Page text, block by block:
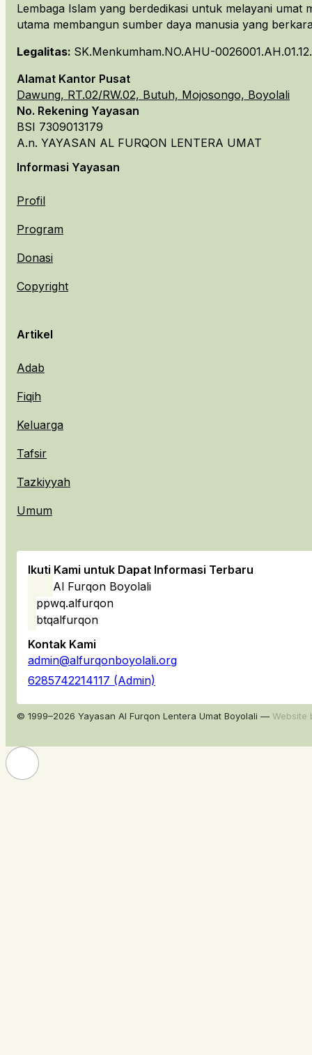
Lembaga Islam yang berdedikasi untuk melayani
utama membangun sumber daya manusia yang
Legalitas: SK.Menkumham.NO.AHU-
Alamat Kantor Pusat
Dawung, RT.02/RW.02, Butuh, Mojosongo, Boyolali
No. Rekening Yayasan
BSI 7309013179
A.n. YAYASAN AL FURQON LENTERA UMAT
Informasi Yayasan
Profil
Program
Donasi
Copyright
Artikel
Adab
Fiqih
Keluarga
Tafsir
Tazkiyyah
Umum
Ikuti Kami untuk Dapat Informasi Terbaru
Al Furqon Boyolali
ppwq.alfurqon
btqalfurqon
Kontak Kami
admin@alfurqonboyolali.org
6285742214117 (Admin)
© 1999–2026 Yayasan Al Furqon Lentera Umat Boyolali — Website